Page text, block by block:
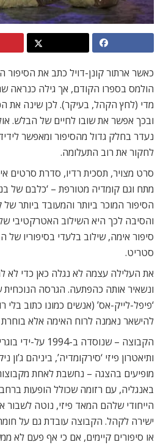
כאשר ארתור קונן-דויל כתב את הסיפור
הולמס בספרו הקודם, אך גילה כנראה
מדי (לחץ הקהל, בעיקר). לכן שינה את
ובכך אפשר את שובו לחיים של הבלש.
נעדר בחלק גדול מהסיפור ומאפשר
לחקור את רוב התעלומה.
סרט מצויר, תסכית רדיו, סדרת סרטים
מתח וגם קומדיה מטורפת – ‘כלבם של
הסיפור המוכר ביותר והמעובד ביותר של
והסיבה לכך היא השילוב האטרקטיבי
סיפור אימה, שילוב בלעדי בסיפוריו של
סטריט.
את העלילה עצמה לא נגלה כאן כדי לא
ונשאיר אותה כהפתעה. הגרסה הנוכחית
‘פיפל-לייק-אס’ (אנשים כמונו כתוב בלי
להישאר נאמנה לרוח האימה אלא בוחרת
הקבוצה – שנוסדה
ותיאטרון פיזי ‘סירקומדיה’, ביניהם ג’ון
מופיעים בהצגה – נחשבת לאחת
באנגליה, עם רזומה שכולל הופעות
הייחודי שלהם המאד פיזי, נוטה
ישירה לקהל. הקבוצה עובדת גם על
או סיפורים קיימים, אם כי אף פעם לא